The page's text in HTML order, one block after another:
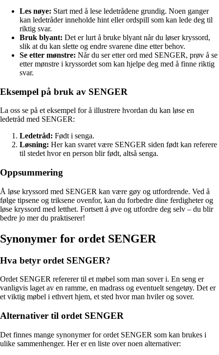
Les nøye: Start med å lese ledetrådene grundig. Noen ganger
kan ledetråder inneholde hint eller ordspill som kan lede deg til
riktig svar.
Bruk blyant: Det er lurt å bruke blyant når du løser kryssord,
slik at du kan slette og endre svarene dine etter behov.
Se etter mønstre: Når du ser etter ord med SENGER, prøv å se
etter mønstre i kryssordet som kan hjelpe deg med å finne riktig
svar.
Eksempel på bruk av SENGER
La oss se på et eksempel for å illustrere hvordan du kan løse en
ledetråd med SENGER:
Ledetråd: Født i senga.
Løsning: Her kan svaret være SENGER siden født kan referere
til stedet hvor en person blir født, altså senga.
Oppsummering
Å løse kryssord med SENGER kan være gøy og utfordrende. Ved å
følge tipsene og triksene ovenfor, kan du forbedre dine ferdigheter og
løse kryssord med letthet. Fortsett å øve og utfordre deg selv – du blir
bedre jo mer du praktiserer!
Synonymer for ordet SENGER
Hva betyr ordet SENGER?
Ordet SENGER refererer til et møbel som man sover i. En seng er
vanligvis laget av en ramme, en madrass og eventuelt sengetøy. Det er
et viktig møbel i ethvert hjem, et sted hvor man hviler og sover.
Alternativer til ordet SENGER
Det finnes mange synonymer for ordet SENGER som kan brukes i
ulike sammenhenger. Her er en liste over noen alternativer: